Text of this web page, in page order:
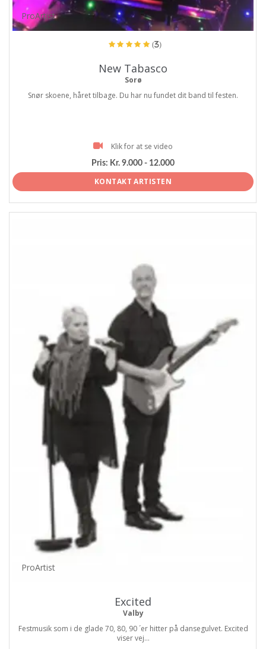
ProArtist
(3)
New Tabasco
Sorø
Snør skoene, håret tilbage. Du har nu fundet dit band til festen.
Klik for at se video
Pris: Kr. 9.000 - 12.000
KONTAKT ARTISTEN
ProArtist
Excited
Valby
Festmusik som i de glade 70, 80, 90 ´er hitter på dansegulvet. Excited
viser vej...